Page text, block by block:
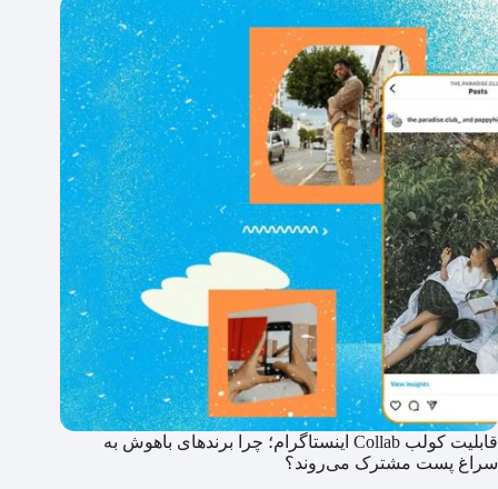
قابلیت کولب Collab اینستاگرام؛ چرا برندهای باهوش به
سراغ پست مشترک می‌روند؟